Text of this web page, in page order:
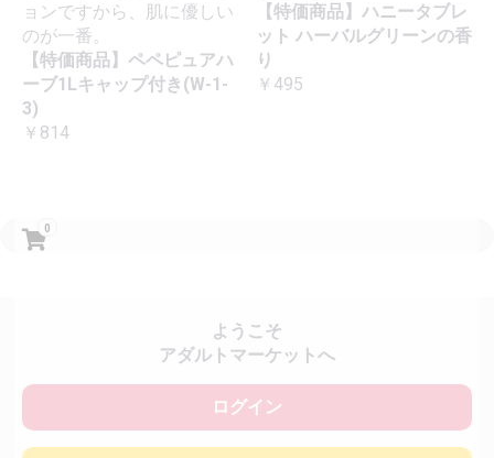
0
ようこそ
アダルトマーケットへ
ログイン
ョンですから、肌に優しい
のが一番。
【特価商品】ペペピュアハ
ーブ1Lキャップ付き(W-1-
3)
￥814
【特価商品】ハニータブレ
ット ハーバルグリーンの香
り
￥495